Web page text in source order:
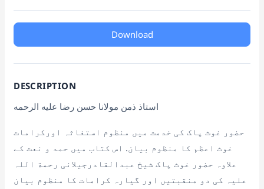
Download
DESCRIPTION
استاذ ذمن مولانا حسن رضا عليه الرحمه
حضور غوث پاک کی خدمت میں منظوم استغاثہ اورکرامات
غوث اعظم کا منظوم بیان. اس کتاب میں حمد و نعت کے
علاوہ حضور غوث پاک شیخ عبدالقادرجیلانی رحمة اللہ
علیہ کی دو منقبتیں اور گیارہ کرامات کا منظوم بیان